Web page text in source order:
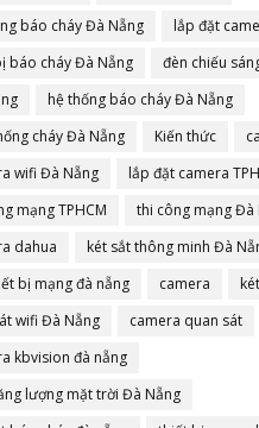
báo cháy Đà Nẵng
lắp đặt
báo cháy Đà Nẵng
đèn chiếu
hệ thống báo cháy Đà Nẵng
cháy Đà Nẵng
Kiến thức
wifi Đà Nẵng
lắp đặt camera
mạng TPHCM
thi công mạng Đà
dahua
két sắt thông minh Đà
bị mạng đà nẵng
camera
wifi Đà Nẵng
camera quan sát
kbvision đà nẵng
lượng mặt trời Đà Nẵng